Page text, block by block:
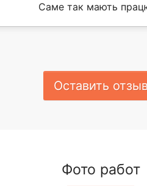
Саме так мають
Оставить
Фото работ